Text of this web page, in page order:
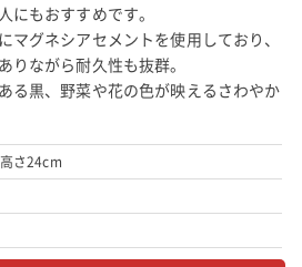
にもおすすめです。
マグネシアセメントを使用しており、
りながら耐久性も抜群。
る黒、野菜や花の色が映えるさわやか
さ24cm